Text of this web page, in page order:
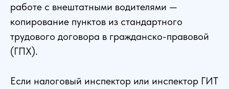
работе с внештатными водителями —
копирование пунктов из стандартного
трудового договора в гражданско-правовой
(ГПХ).
Если налоговый инспектор или инспектор ГИТ